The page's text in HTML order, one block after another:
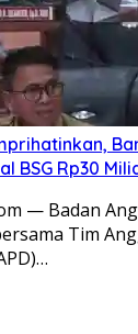
BSG Rp30
— Badan
Tim